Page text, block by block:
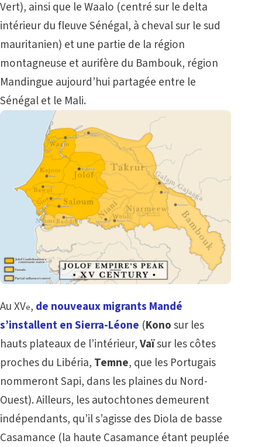
Vert), ainsi que le Waalo (centré sur le delta
intérieur du fleuve Sénégal, à cheval sur le sud
mauritanien) et une partie de la région
montagneuse et aurifère du Bambouk, région
Mandingue aujourd’hui partagée entre le
Sénégal et le Mali.
Au XVe, de nouveaux migrants Mandé
s’installent en Sierra-Léone (Konosur les
hauts plateaux de l’intérieur,Vaïsur les côtes
proches du Libéria, Temne, que les Portugais
nommeront Sapi, dans les plaines du Nord-
Ouest). Ailleurs, les autochtones demeurent
indépendants, qu’il s’agisse des Diola de basse
Casamance (la haute Casamance étant peuplée